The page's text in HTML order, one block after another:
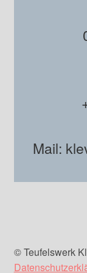
Mail:
© Teufelswerk